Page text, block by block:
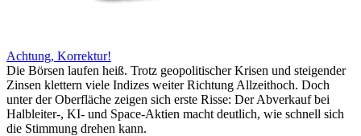
Achtung, Korrektur!
Die Börsen laufen heiß. Trotz geopolitischer Krisen und steigender
Zinsen klettern viele Indizes weiter Richtung Allzeithoch. Doch
unter der Oberfläche zeigen sich erste Risse: Der Abverkauf bei
Halbleiter-, KI- und Space-Aktien macht deutlich, wie schnell sich
die Stimmung drehen kann.